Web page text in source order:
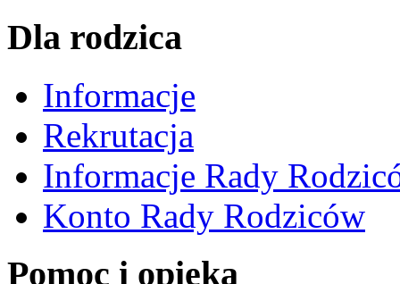
Dla rodzica
Informacje
Rekrutacja
Informacje Rady
Konto Rady Rodziców
Pomoc i opieka